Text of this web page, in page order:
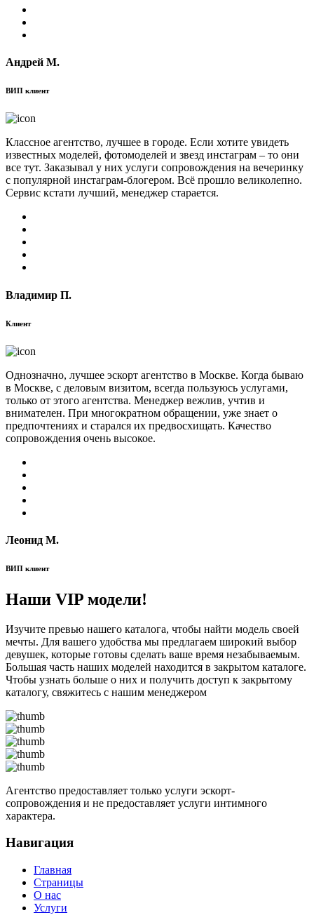
Андрей М.
ВИП клиент
Классное агентство, лучшее в городе. Если хотите увидеть
известных моделей, фотомоделей и звезд инстаграм – то они
все тут. Заказывал у них услуги сопровождения на вечеринку
с популярной инстаграм-блогером. Всё прошло великолепно.
Сервис кстати лучший, менеджер старается.
Владимир П.
Клиент
Однозначно, лучшее эскорт агентство в Москве. Когда бываю
в Москве, с деловым визитом, всегда пользуюсь услугами,
только от этого агентства. Менеджер вежлив, учтив и
внимателен. При многократном обращении, уже знает о
предпочтениях и старался их предвосхищать. Качество
сопровождения очень высокое.
Леонид М.
ВИП клиент
Наши VIP модели!
Изучите превью нашего каталога, чтобы найти модель своей
мечты. Для вашего удобства мы предлагаем широкий выбор
девушек, которые готовы сделать ваше время незабываемым.
Большая часть наших моделей находится в закрытом каталоге.
Чтобы узнать больше о них и получить доступ к закрытому
каталогу, свяжитесь с нашим менеджером
Агентство предоставляет только услуги эскорт-
сопровождения и не предоставляет услуги интимного
характера.
Навигация
Главная
Страницы
О нас
Услуги